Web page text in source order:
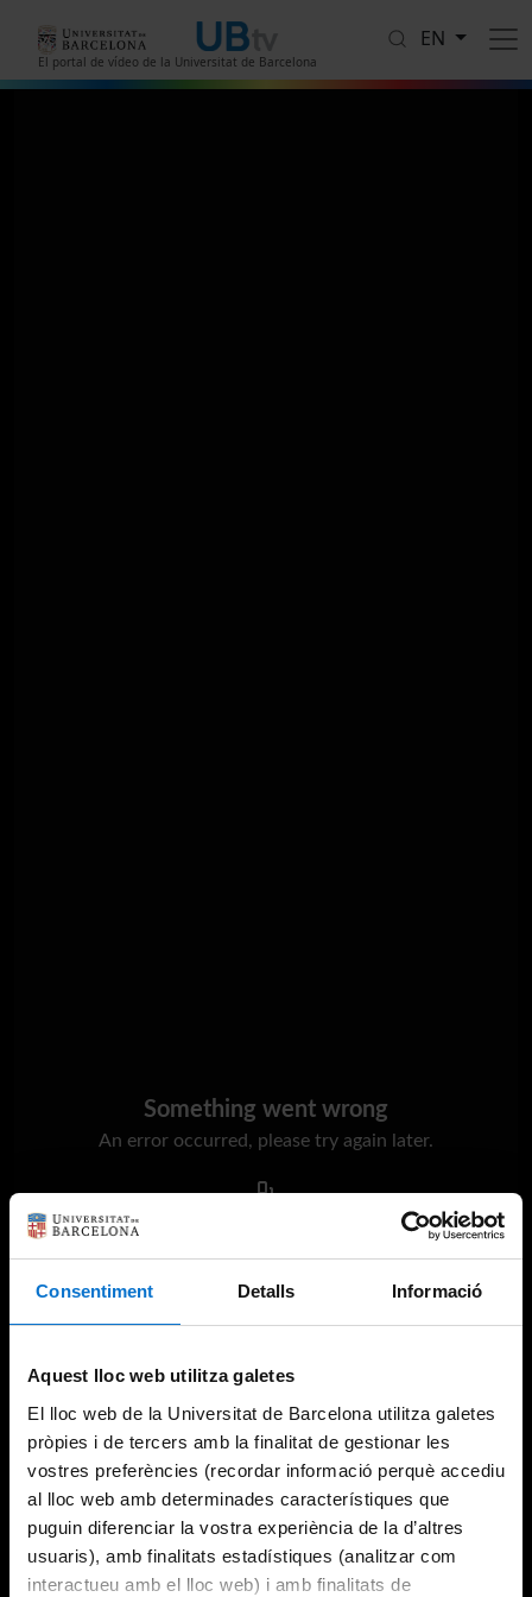
Consentiment Detalls Informació
Aquest lloc web utilitza galetes
El lloc web de la Universitat de Barcelona utilitza galetes
pròpies i de tercers amb la finalitat de gestionar les
vostres preferències (recordar informació perquè accediu
al lloc web amb determinades característiques que
puguin diferenciar la vostra experiència de la d’altres
usuaris), amb finalitats estadístiques (analitzar com
interactueu amb el lloc web) i amb finalitats de
El portal de vídeo de la Universitat de Barcelona
EN
Something went wrong
An error occurred, please try again later.